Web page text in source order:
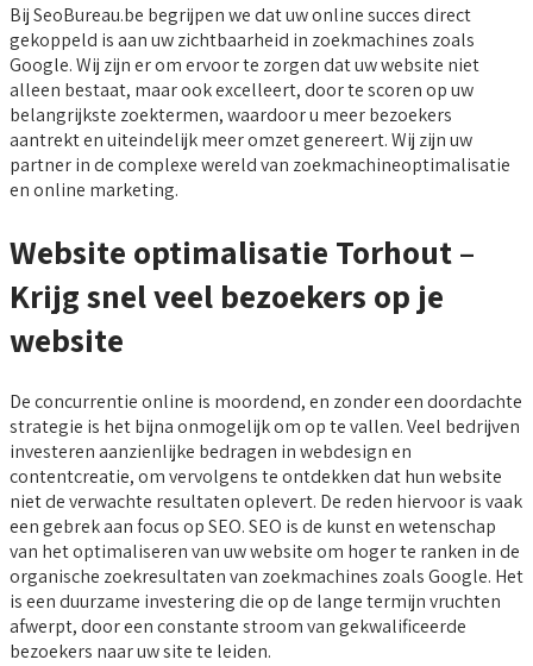
Bij SeoBureau.be begrijpen we dat uw online succes direct
gekoppeld is aan uw zichtbaarheid in zoekmachines zoals
Google. Wij zijn er om ervoor te zorgen dat uw website niet
alleen bestaat, maar ook excelleert, door te scoren op uw
belangrijkste zoektermen, waardoor u meer bezoekers
aantrekt en uiteindelijk meer omzet genereert. Wij zijn uw
partner in de complexe wereld van zoekmachineoptimalisatie
en online marketing.
Website optimalisatie Torhout –
Krijg snel veel bezoekers op je
website
De concurrentie online is moordend, en zonder een doordachte
strategie is het bijna onmogelijk om op te vallen. Veel bedrijven
investeren aanzienlijke bedragen in webdesign en
contentcreatie, om vervolgens te ontdekken dat hun website
niet de verwachte resultaten oplevert. De reden hiervoor is vaak
een gebrek aan focus op SEO. SEO is de kunst en wetenschap
van het optimaliseren van uw website om hoger te ranken in de
organische zoekresultaten van zoekmachines zoals Google. Het
is een duurzame investering die op de lange termijn vruchten
afwerpt, door een constante stroom van gekwalificeerde
bezoekers naar uw site te leiden.